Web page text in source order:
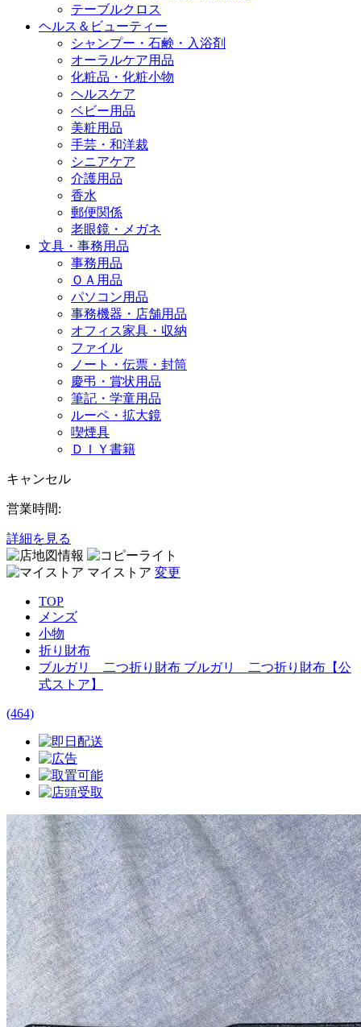
テーブルクロス
ヘルス＆ビューティー
シャンプー・石鹸・入浴剤
オーラルケア用品
化粧品・化粧小物
ヘルスケア
ベビー用品
美粧用品
手芸・和洋裁
シニアケア
介護用品
香水
郵便関係
老眼鏡・メガネ
文具・事務用品
事務用品
ＯＡ用品
パソコン用品
事務機器・店舗用品
オフィス家具・収納
ファイル
ノート・伝票・封筒
慶弔・賞状用品
筆記・学童用品
ルーペ・拡大鏡
喫煙具
ＤＩＹ書籍
キャンセル
営業時間:
詳細を見る
マイストア 変更
TOP
メンズ
小物
折り財布
ブルガリ 二つ折り財布 ブルガリ 二つ折り財布【公
式ストア】
(464)